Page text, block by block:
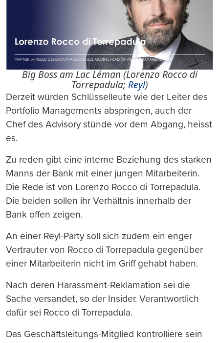
Big Boss am Lac Léman (Lorenzo Rocco di
Torrepadula;Reyl)
Derzeit würden Schlüsselleute wie der Leiter des
Portfolio Managements abspringen, auch der
Chef des Advisory stünde vor dem Abgang, heisst
es.
Zu reden gibt eine interne Beziehung des starken
Manns der Bank mit einer jungen Mitarbeiterin.
Die Rede ist von Lorenzo Rocco di Torrepadula.
Die beiden sollen ihr Verhältnis innerhalb der
Bank offen zeigen.
An einer Reyl-Party soll sich zudem ein enger
Vertrauter von Rocco di Torrepadula gegenüber
einer Mitarbeiterin nicht im Griff gehabt haben.
Nach deren Harassment-Reklamation sei die
Sache versandet, so der Insider. Verantwortlich
dafür sei Rocco di Torrepadula.
Das Geschäftsleitungs-Mitglied kontrolliere sein